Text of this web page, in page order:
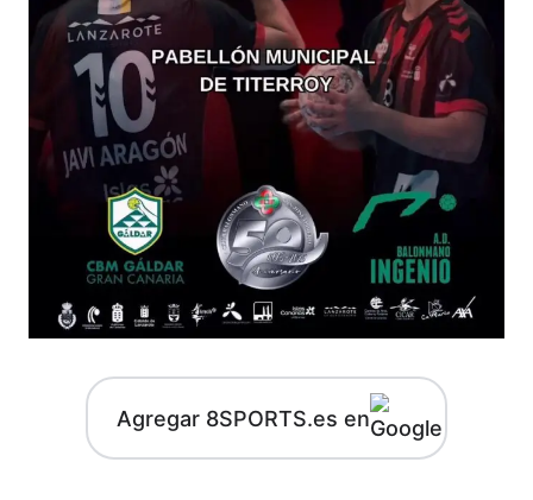
Agregar 8SPORTS.es en